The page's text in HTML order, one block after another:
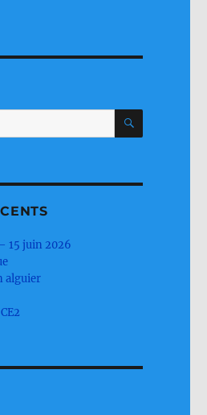
15 juin 2026
alguier